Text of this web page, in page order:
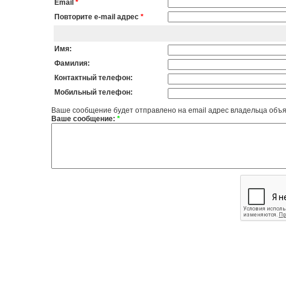
Email *
Повторите e-mail адрес *
Имя:
Фамилия:
Контактный телефон:
Мобильный телефон:
Ваше сообщение будет отправлено на email адрес владельца
Ваше сообщение: *